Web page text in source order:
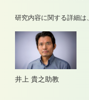
研究内容に関する詳細は
井上 貴之助教